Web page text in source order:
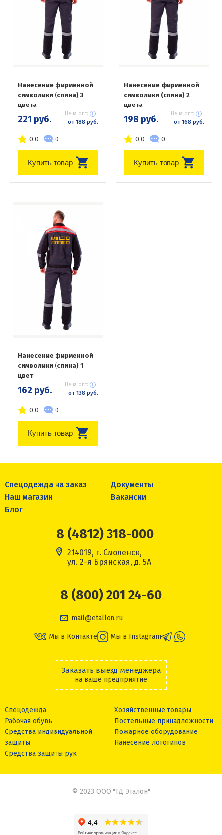
Нанесение фирменной
символики (спина) 3
цвета
221 руб. Цена опт:
от 188 руб.
0.0 0
Купить товар
Нанесение фирменной
символики (спина) 2
цвета
198 руб. Цена опт:
от 168 руб.
0.0 0
Купить товар
Нанесение фирменной
символики (спина) 1
цвет
162 руб. Цена опт:
от 138 руб.
0.0 0
Купить товар
Спецодежда на заказ
Документы
Наш магазин
Вакансии
Блог
8 (4812) 318-000
214019, г. Смоленск,
ул. 2-я Брянская, д. 5А
8 (800) 201 24-60
mail@etallon.ru
Мы в Контакте Мы в Instagram
Заказать выезд менеджера
на ваше предприятие
Спецодежда
Рабочая обувь
Средства индивидуальной
защиты
Средства защиты рук
Хозяйственные товары
Постельные принадлежности
Пожарное оборудование
Нанесение логотипов
© 2023 ООО "ТД Эталон"